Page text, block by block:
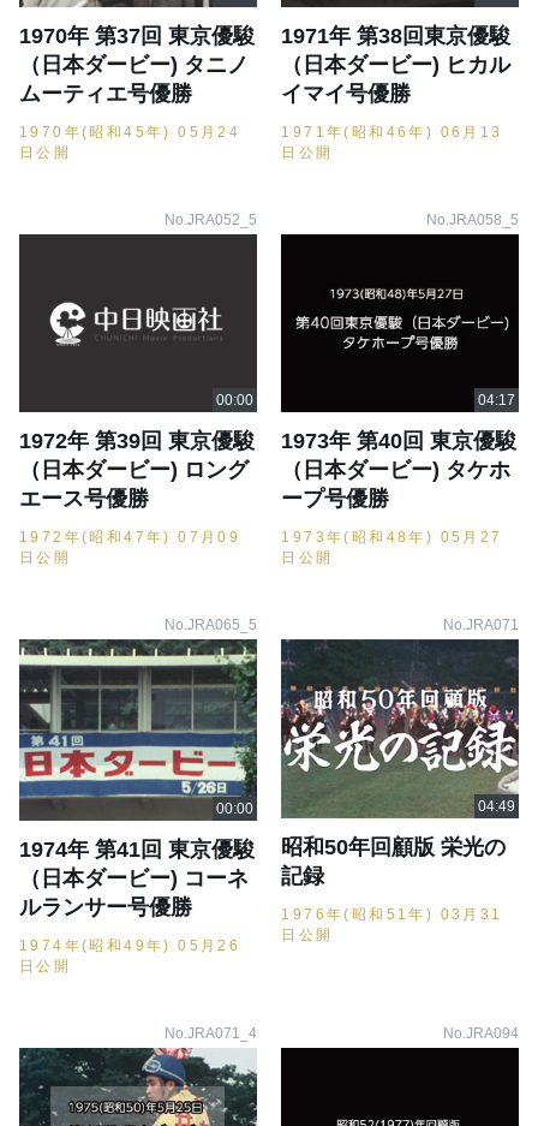
1970年 第37回 東京優駿
（日本ダービー) タニノ
ムーティエ号優勝
1970年(昭和45年) 05月24
日公開
1971年 第38回東京優駿
（日本ダービー) ヒカル
イマイ号優勝
1971年(昭和46年) 06月13
日公開
No.JRA052_5
1972年 第39回 東京優駿
（日本ダービー) ロング
エース号優勝
1972年(昭和47年) 07月09
日公開
No.JRA058_5
1973年 第40回 東京優駿
（日本ダービー) タケホ
ープ号優勝
1973年(昭和48年) 05月27
日公開
No.JRA065_5
1974年 第41回 東京優駿
（日本ダービー) コーネ
ルランサー号優勝
1974年(昭和49年) 05月26
日公開
No.JRA071
昭和50年回顧版 栄光の
記録
1976年(昭和51年) 03月31
日公開
No.JRA071_4 No.JRA094